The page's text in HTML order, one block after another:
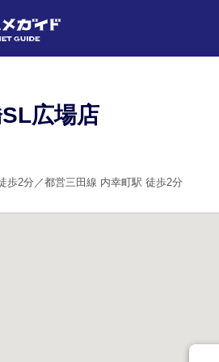
広場店
歩2分／都営三田線 内幸町駅 徒歩2分